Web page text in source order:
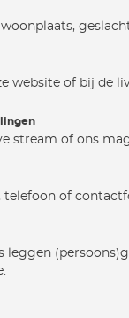
website of bij de
stream of ons
of